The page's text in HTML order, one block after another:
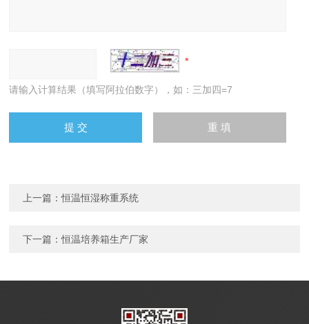
请输入计算结果（填写阿拉伯数字），如：三加四=7
上一篇：恒温恒湿称重系统
下一篇：恒温培养箱生产厂家